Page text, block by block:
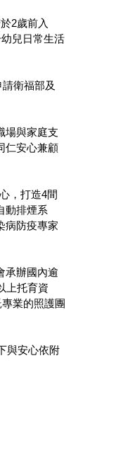
2歲前入
兒日常生活
衛福部及
場與家庭支
仁安心兼顧
，打造4間
動排煙系
病防疫專家
承辦國內逾
上托育資
業的照護團
與安心依附